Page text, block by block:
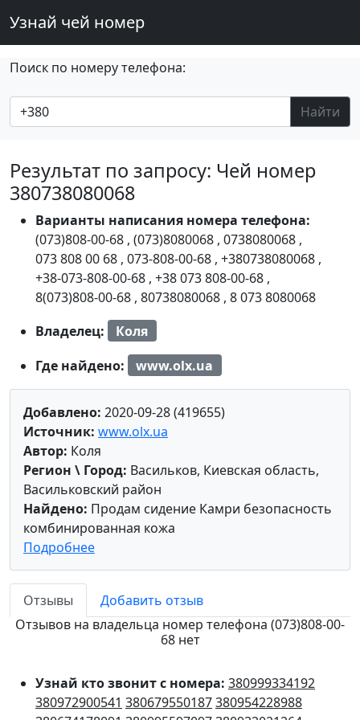
Узнай чей номер
Поиск по номеру телефона:
Найти
Результат по запросу: Чей номер
380738080068
Варианты написания номера телефона:
(073)808-00-68 , (073)8080068 , 0738080068 ,
073 808 00 68 , 073-808-00-68 , +380738080068 ,
+38-073-808-00-68 , +38 073 808-00-68 ,
8(073)808-00-68 , 80738080068 , 8 073 8080068
Владелец:
Коля
Где найдено:
www.olx.ua
Добавлено: 2020-09-28 (419655)
Источник: www.olx.ua
Автор: Коля
Регион \ Город: Васильков, Киевская область,
Васильковский район
Найдено: Продам сидение Камри безопасность
комбинированная кожа
Подробнее
Отзывы
Добавить отзыв
Отзывов на владельца номер телефона (073)808-00-
68 нет
Узнай кто звонит с номера: 380999334192
380972900541 380679550187380954228988